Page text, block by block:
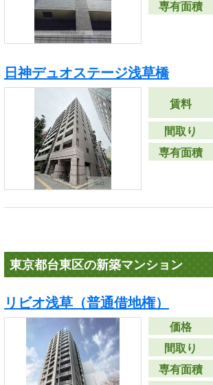
専有面積
日神デュオステージ浅草橋
賃料
間取り
専有面積
東京都台東区の新築マンション
リビオ浅草（普通借地権）
価格
間取り
専有面積